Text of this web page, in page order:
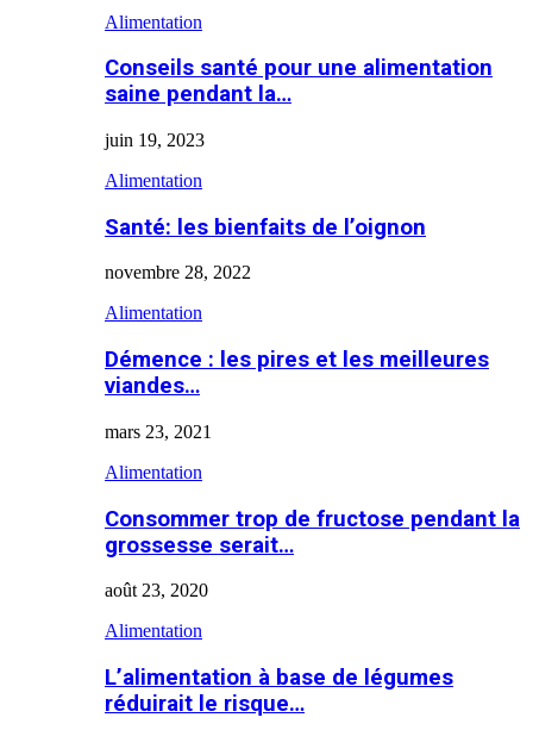
Alimentation
Conseils santé pour une alimentation
saine pendant la…
juin 19, 2023
Alimentation
Santé: les bienfaits de l’oignon
novembre 28, 2022
Alimentation
Démence : les pires et les meilleures
viandes…
mars 23, 2021
Alimentation
Consommer trop de fructose pendant la
grossesse serait…
août 23, 2020
Alimentation
L’alimentation à base de légumes
réduirait le risque…